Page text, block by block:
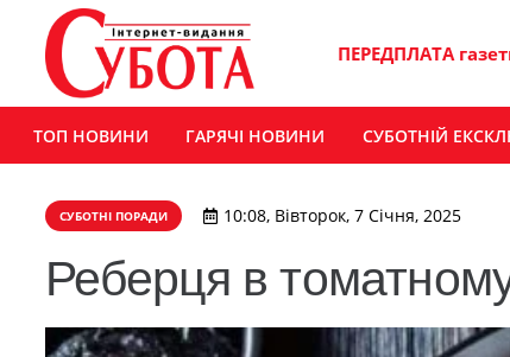
ПЕРЕДПЛАТА
ТОП НОВИНИ ГАРЯЧІ НОВИНИ СУБОТНІЙ
СУБОТНІ ПОРАДИ 10:08, Вівторок, 7 Січня, 2025
Реберця в